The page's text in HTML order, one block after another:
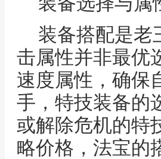
装备搭配是老
击属性并非最优
速度属性，确保
手，特技装备的
或解除危机的特
略价格，法宝的